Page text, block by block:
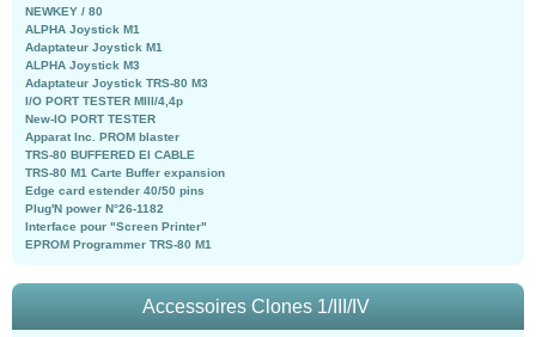
NEWKEY / 80
ALPHA Joystick M1
Adaptateur Joystick M1
ALPHA Joystick M3
Adaptateur Joystick TRS-80 M3
I/O PORT TESTER MIII/4,4p
New-IO PORT TESTER
Apparat Inc. PROM blaster
TRS-80 BUFFERED EI CABLE
TRS-80 M1 Carte Buffer expansion
Edge card estender 40/50 pins
Plug'N power N°26-1182
Interface pour "Screen Printer"
EPROM Programmer TRS-80 M1
Accessoires Clones 1/III/IV